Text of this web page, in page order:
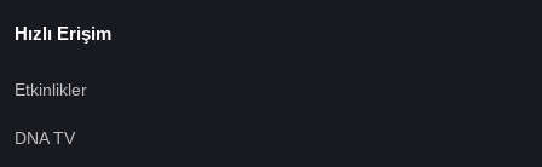
Hızlı Erişim
Etkinlikler
DNA TV